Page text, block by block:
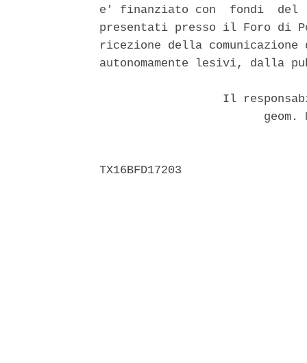
e' finanziato con  fondi
presentati presso il Foro di
ricezione della
autonomamente lesivi, dalla
Il